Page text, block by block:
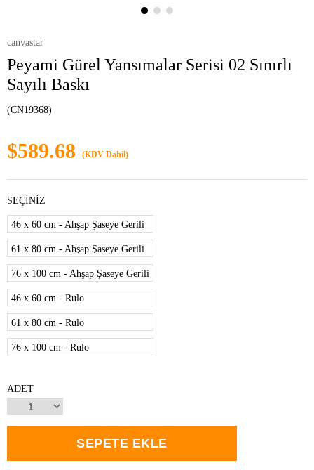
canvastar
Peyami Gürel Yansımalar Serisi 02 Sınırlı
Sayılı Baskı
(CN19368)
$589.68 (KDV Dahil)
SEÇİNİZ
46 x 60 cm - Ahşap Şaseye Gerili
61 x 80 cm - Ahşap Şaseye Gerili
76 x 100 cm - Ahşap Şaseye Gerili
46 x 60 cm - Rulo
61 x 80 cm - Rulo
76 x 100 cm - Rulo
ADET